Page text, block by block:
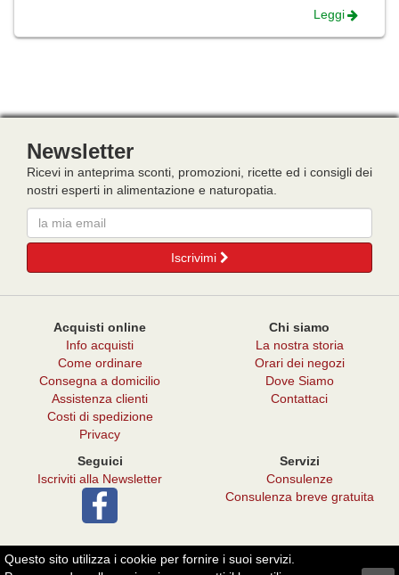
Leggi
Newsletter
Ricevi in anteprima sconti, promozioni, ricette ed i consigli dei
nostri esperti in alimentazione e naturopatia.
Email
Iscrivimi
Acquisti online
Info acquisti
Come ordinare
Consegna a domicilio
Assistenza clienti
Costi di spedizione
Privacy
Chi siamo
La nostra storia
Orari dei negozi
Dove Siamo
Contattaci
Seguici
Iscriviti alla Newsletter
Servizi
Consulenze
Consulenza breve gratuita
Questo sito utilizza i cookie per fornire i suoi servizi.